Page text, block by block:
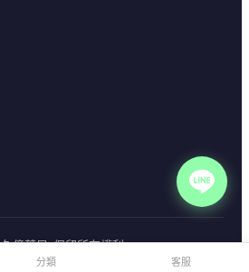
久億藥局. 保留所有權利。
分類 客服